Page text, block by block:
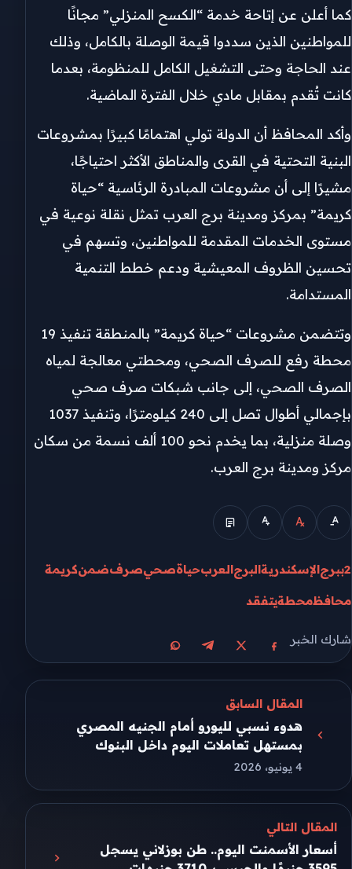
كما أعلن عن إتاحة خدمة “الكسح المنزلي” مجانًا
للمواطنين الذين سددوا قيمة الوصلة بالكامل، وذلك
عند الحاجة وحتى التشغيل الكامل للمنظومة، بعدما
كانت تُقدم بمقابل مادي خلال الفترة الماضية.
وأكد المحافظ أن الدولة تولي اهتمامًا كبيرًا بمشروعات
البنية التحتية في القرى والمناطق الأكثر احتياجًا،
مشيرًا إلى أن مشروعات المبادرة الرئاسية “حياة
كريمة” بمركز ومدينة برج العرب تمثل نقلة نوعية في
مستوى الخدمات المقدمة للمواطنين، وتسهم في
تحسين الظروف المعيشية ودعم خطط التنمية
المستدامة.
وتتضمن مشروعات “حياة كريمة” بالمنطقة تنفيذ 19
محطة رفع للصرف الصحي، ومحطتي معالجة لمياه
الصرف الصحي، إلى جانب شبكات صرف صحي
بإجمالي أطوال تصل إلى 240 كيلومترًا، وتنفيذ 1037
وصلة منزلية، بما يخدم نحو 100 ألف نسمة من سكان
مركز ومدينة برج العرب.
2ببرج الإسكندريةالبرجالعربحياةصحيصرفضمنكريمة
محافظمحطةيتفقد
شارك الخبر
مشاركة على فيسبوك
مشاركة على Xمشاركة على تيليجرام
مشاركة على واتساب
المقال السابق
هدوء نسبي لليورو أمام الجنيه المصري
بمستهل تعاملات اليوم داخل البنوك
4 يونيو، 2026
المقال التالي
أسعار الأسمنت اليوم.. طن بوزلاني يسجل